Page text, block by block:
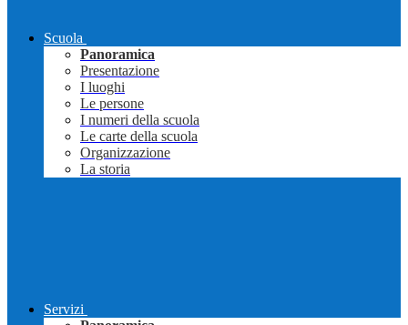
Scuola
Panoramica
Presentazione
I luoghi
Le persone
I numeri della scuola
Le carte della scuola
Organizzazione
La storia
Servizi